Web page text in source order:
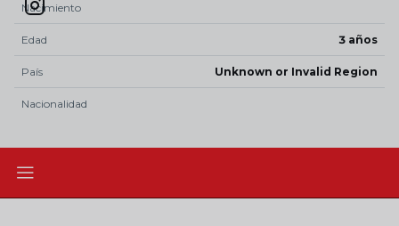
Nacimiento
Edad 3 años
País Unknown or Invalid Region
Nacionalidad